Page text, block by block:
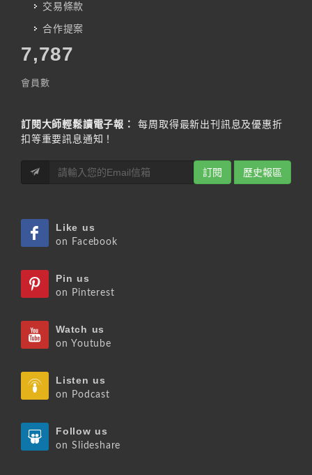
交易條款
合作提案
7,787
會員數
訂閱大師輕鬆讀電子報：
每周取得最新出刊訊息及優惠折
扣等重要訊息通知！
訂閱 歷史報區
Like us
on Facebook
Pin us
on Pinterest
Watch us
on Youtube
Listen us
on Podcast
Follow us
on Slideshare